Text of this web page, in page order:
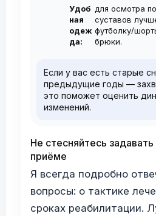
Удоб
ная
одеж
да:
для осмотра
суставов
футболку/
брюки.
Если у вас есть старые
предыдущие годы —
это поможет оценить
изменений.
Не стесняйтесь
приёме
Я всегда подробно
вопросы: о тактике
сроках реабилитации.